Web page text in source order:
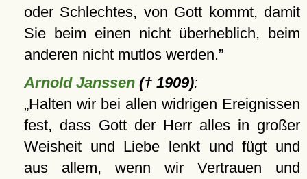
oder Schlechtes, von Gott kommt, damit
Sie beim einen nicht überheblich, beim
anderen nicht mutlos werden.
Arnold Janssen(† 1909):
Halten wir bei allen widrigen Ereignissen
fest, dass Gott der Herr alles in großer
Weisheit und Liebe lenkt und fügt und
aus allem, wenn wir Vertrauen und